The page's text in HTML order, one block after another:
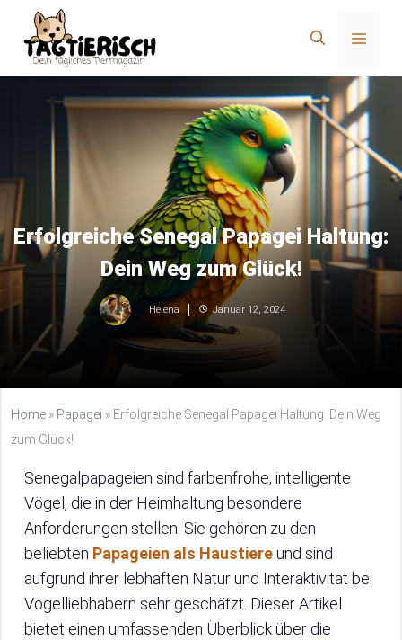
Inhalt
springen
Menü
Erfolgreiche Senegal Papagei Haltung:
Dein Weg zum Glück!
Helena Januar 12, 2024
Home » Papagei » Erfolgreiche Senegal Papagei Haltung: Dein Weg
zum Glück!
Senegalpapageien sind farbenfrohe, intelligente
Vögel, die in der Heimhaltung besondere
Anforderungen stellen. Sie gehören zu den
beliebten Papageien als Haustiereund sind
aufgrund ihrer lebhaften Natur und Interaktivität bei
Vogelliebhabern sehr geschätzt. Dieser Artikel
bietet einen umfassenden Überblick über die